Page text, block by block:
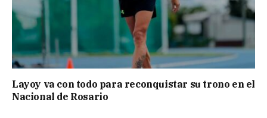
Layoy va con todo para reconquistar su trono en el
Nacional de Rosario